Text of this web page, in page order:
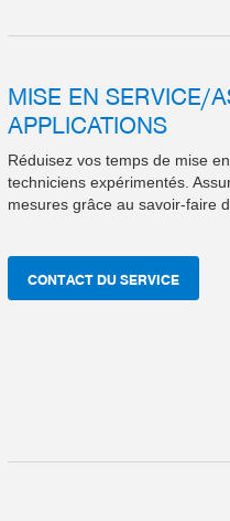
MISE EN SERVICE/
APPLICATIONS
Réduisez vos temps de mise
techniciens expérimentés.
mesures grâce au savoir-faire
CONTACT DU SERVICE